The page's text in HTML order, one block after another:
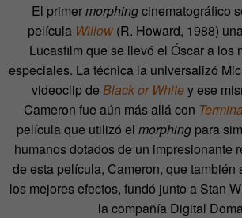
El primermorphingcinematográfico
película Willow (R. Howard, 1988)
Lucasfilm que se llevó el Óscar a los
especiales. La técnica la universalizó
videoclip de Black or Whitey ese
Cameron fue aún más allá con
película que utilizó el morphingpara
humanos dotados de un impresionante
de esta película, Cameron, que también
los mejores efectos, fundó junto a Stan
la compañía Digital